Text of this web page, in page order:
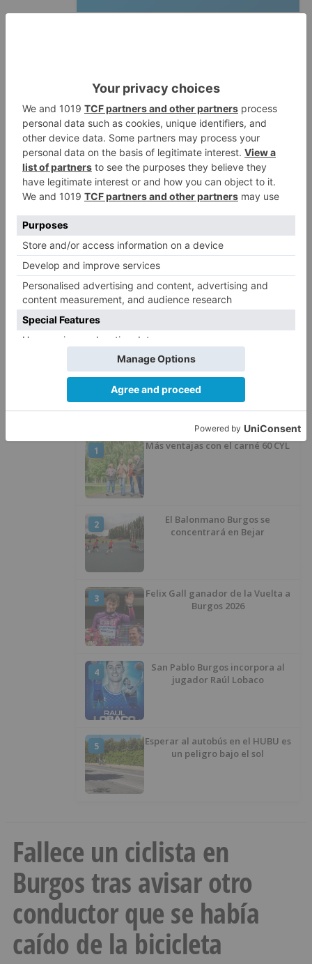
2
Villatoro da el primer paso para
dejar atrás su aislamiento con el
inicio de la senda peatonal y
ciclista
3
Un hombre de 80 años resulta
herido en Burgos tras la colisión
entre un turismo y un camión
4
La provincia de Burgos celebra
el día de su patrón
5
versión de un repartidor tras
desaparecer 3.256 euros
LO ÚLTIMO
1 Más ventajas con el carné 60 CYL
2
El Balonmano Burgos se
concentrará en Bejar
3
Felix Gall ganador de la Vuelta a
Burgos 2026
4
San Pablo Burgos incorpora al
jugador Raúl Lobaco
5
Esperar al autobús en el HUBU es
un peligro bajo el sol
Fallece un ciclista en
Burgos tras avisar otro
conductor que se había
caído de la bicicleta